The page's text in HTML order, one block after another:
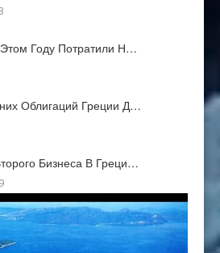
Году Потратили Н…
Облигаций Греции Д…
Бизнеса В Греци…